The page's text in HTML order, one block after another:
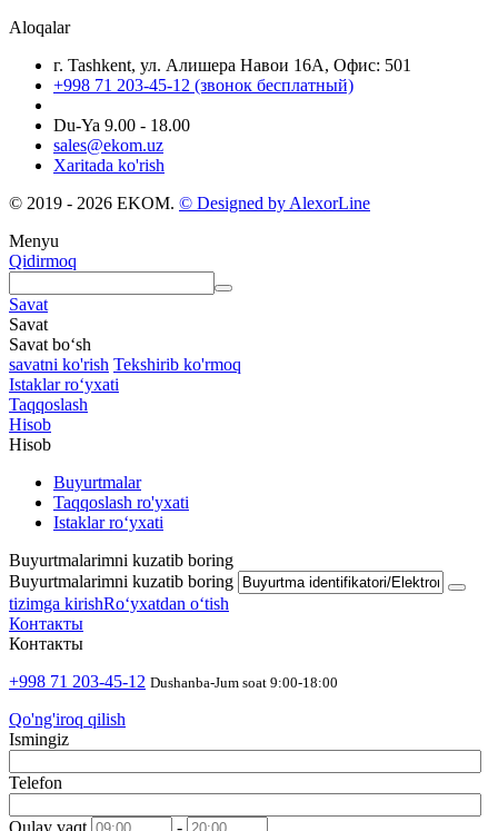
Aloqalar
г. Tashkent, ул. Алишера Навои 16А, Офис: 501
+998 71 203-45-12 (звонок бесплатный)
Du-Ya 9.00 - 18.00
sales@ekom.uz
Xaritada ko'rish
© 2019 - 2026 EKOM. © Designed by AlexorLine
Menyu
Qidirmoq
Savat
Savat
Savat bo‘sh
savatni ko'rish Tekshirib ko'rmoq
Istaklar roʻyxati
Taqqoslash
Hisob
Hisob
Buyurtmalar
Taqqoslash ro'yxati
Istaklar roʻyxati
Buyurtmalarimni kuzatib boring
Buyurtmalarimni kuzatib boring
tizimga kirishRoʻyxatdan oʻtish
Контакты
Контакты
+998 71 203-45-12 Dushanba-Jum soat 9:00-18:00
Qo'ng'iroq qilish
Ismingiz
Telefon
Qulay vaqt -